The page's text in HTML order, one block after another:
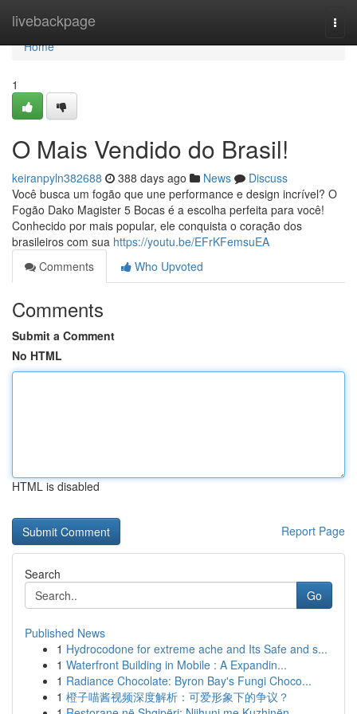
livebackpage
Home
Home
1
O Mais Vendido do Brasil!
keiranpyln382688 388 days ago News
Discuss
Você busca um fogão que une performance e design incrível? O
Fogão Dako Magister 5 Bocas é a escolha perfeita para você!
Conhecido por mais popular, ele conquista o coração dos
brasileiros com sua https://youtu.be/EFrKFemsuEA
Comments
Who Upvoted
Comments
Submit a Comment
No HTML
HTML is disabled
Report Page
Search
Go
Published News
1 Hydrocodone for extreme ache and Its Safe and s...
1 Waterfront Building in Mobile : A Expandin...
1 Radiance Chocolate: Byron Bay's Fungi Choco...
1 橙子喵酱视频深度解析：可爱形象下的争议？